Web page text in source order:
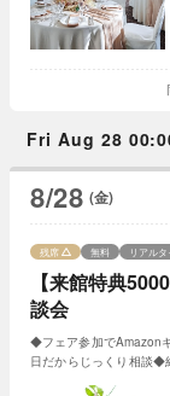
Fri Aug 28
8/28 (金)
【来館特典
談会
残席 無料 リアル
◆フェア参加でAmazon
日だからじっくり相談◆